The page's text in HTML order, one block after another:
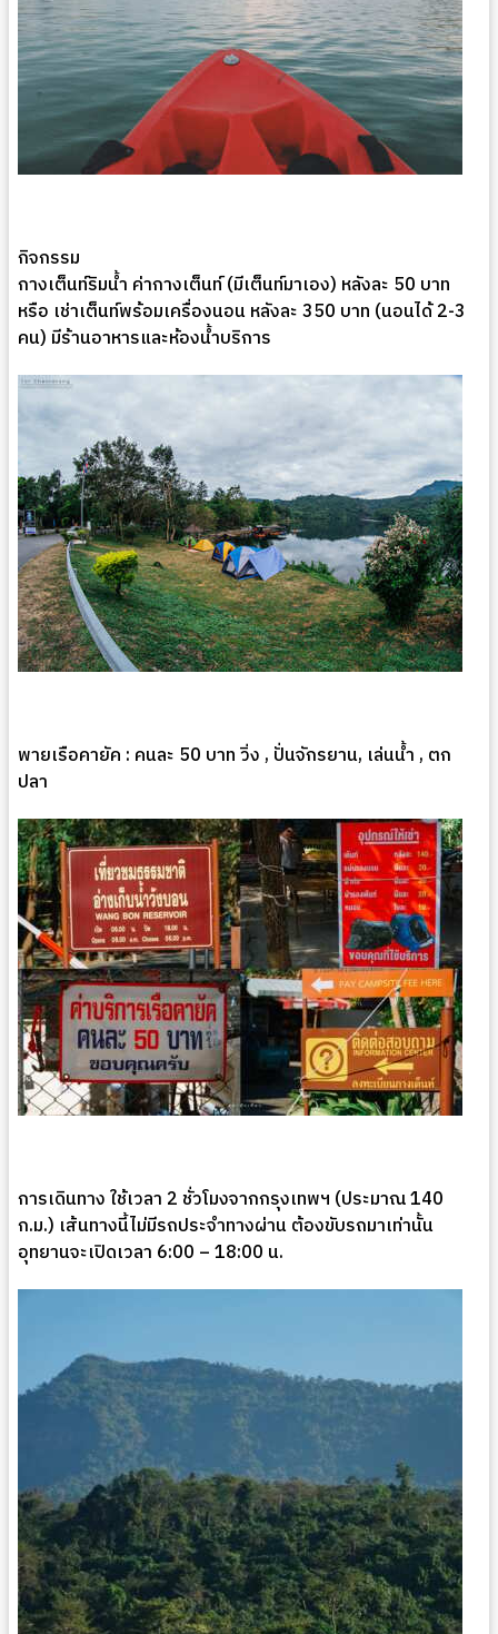
กิจกรรม
กางเต็นท์ริมน้ำ ค่ากางเต็นท์ (มีเต็นท์มาเอง) หลังละ 50 บาท
หรือ เช่าเต็นท์พร้อมเครื่องนอน หลังละ 350 บาท (นอนได้ 2-3
คน) มีร้านอาหารและห้องน้ำบริการ
พายเรือคายัค : คนละ 50 บาท วิ่ง , ปั่นจักรยาน, เล่นน้ำ , ตก
ปลา
การเดินทาง ใช้เวลา 2 ชั่วโมงจากกรุงเทพฯ (ประมาณ 140
ก.ม.) เส้นทางนี้ไม่มีรถประจำทางผ่าน ต้องขับรถมาเท่านั้น
อุทยานจะเปิดเวลา 6:00 – 18:00 น.